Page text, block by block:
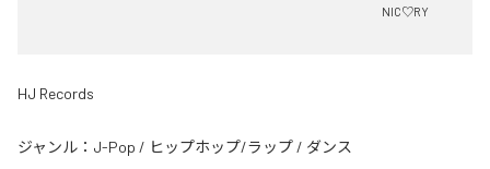
NIC♡RY
HJ Records
ジャンル： J-Pop / ヒップホップ/ラップ / ダンス